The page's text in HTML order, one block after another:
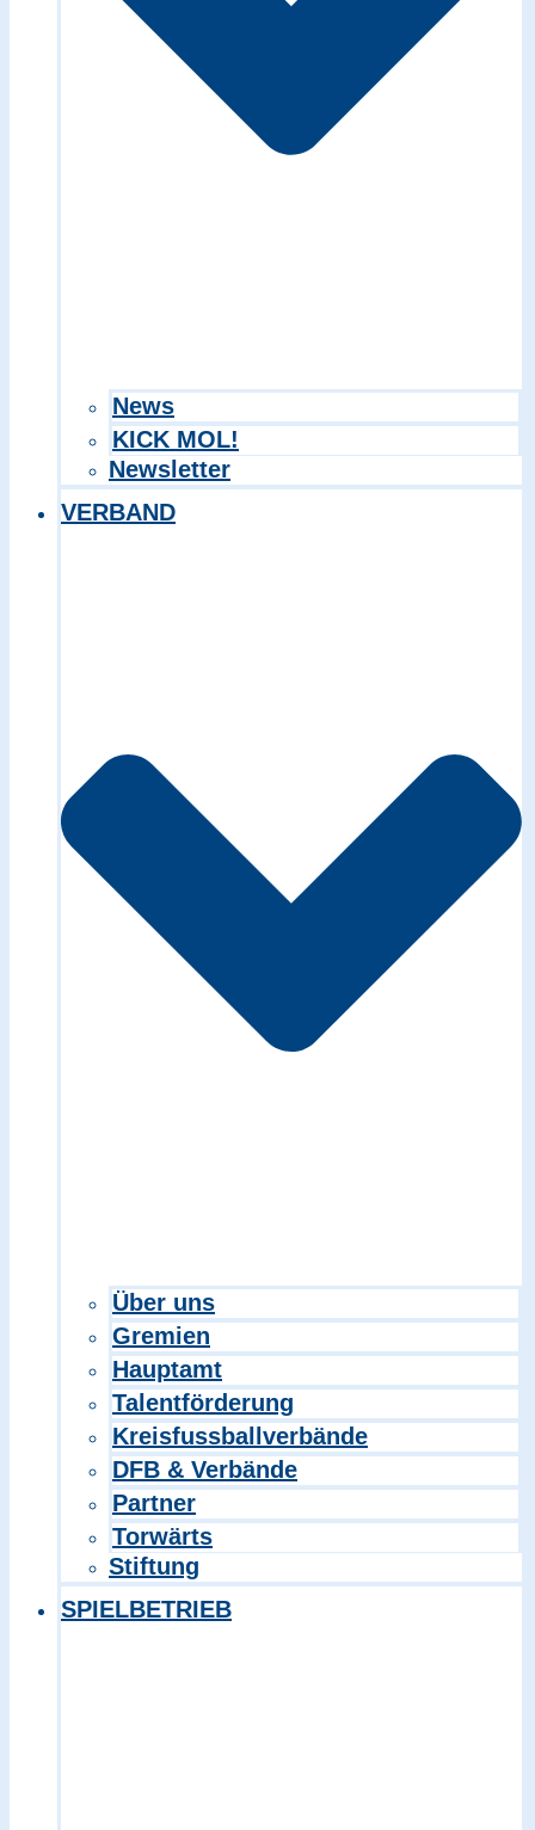
News
KICK MOL!
Newsletter
VERBAND
Über uns
Gremien
Hauptamt
Talentförderung
Kreisfussballverbände
DFB & Verbände
Partner
Torwärts
Stiftung
SPIELBETRIEB
Search in content